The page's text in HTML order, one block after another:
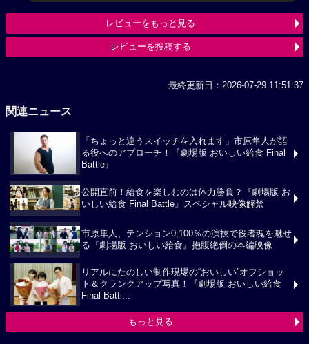
レビューをもっと見る
レビューを投稿する
最終更新日：2026-07-29 11:51:37
関連ニュース
「ちょっと違うスイッチを入れます」市原隼人が語
る役へのアプローチ！『劇場版 おいしい給食 Final
Battle』
公開直前！給食を楽しむのは体力勝負？『劇場版 お
いしい給食 Final Battle』スペシャル映像解禁
市原隼人、テンション0,100％の演技で役者魂を魅せ
る『劇場版 おいしい給食』抱腹絶倒の本編映像
リアルにたのしい制作現場の“おいしい”オフショッ
ト＆クランクアップ写真！『劇場版 おいしい給食
Final Battl...
もっと見る